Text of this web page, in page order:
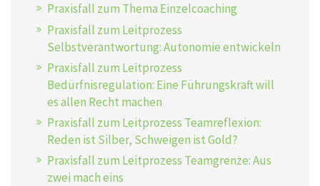
Praxisfall zum Thema Einzelcoaching
Praxisfall zum Leitprozess
Selbstverantwortung: Autonomie entwickeln
Praxisfall zum Leitprozess
Bedürfnisregulation: Eine Führungskraft will
es allen Recht machen
Praxisfall zum Leitprozess Teamreflexion:
Reden ist Silber, Schweigen ist Gold?
Praxisfall zum Leitprozess Teamgrenze: Aus
zwei mach eins